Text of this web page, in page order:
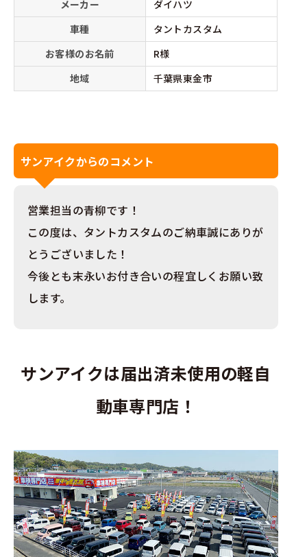
メーカー
ダイハツ
車種
タントカスタム
お客様のお名前
R様
地域
千葉県東金市
サンアイクからのコメント
営業担当の青柳です！
この度は、タントカスタムのご納車誠にありが
とうございました！
今後とも末永いお付き合いの程宜しくお願い致
します。
サンアイクは届出済未使用の軽自
動車専門店！